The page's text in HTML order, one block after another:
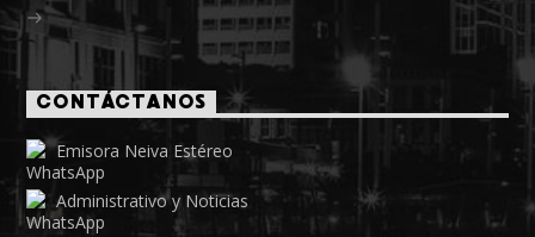
CONTÁCTANOS
Emisora Neiva Estéreo
Administrativo y Noticias